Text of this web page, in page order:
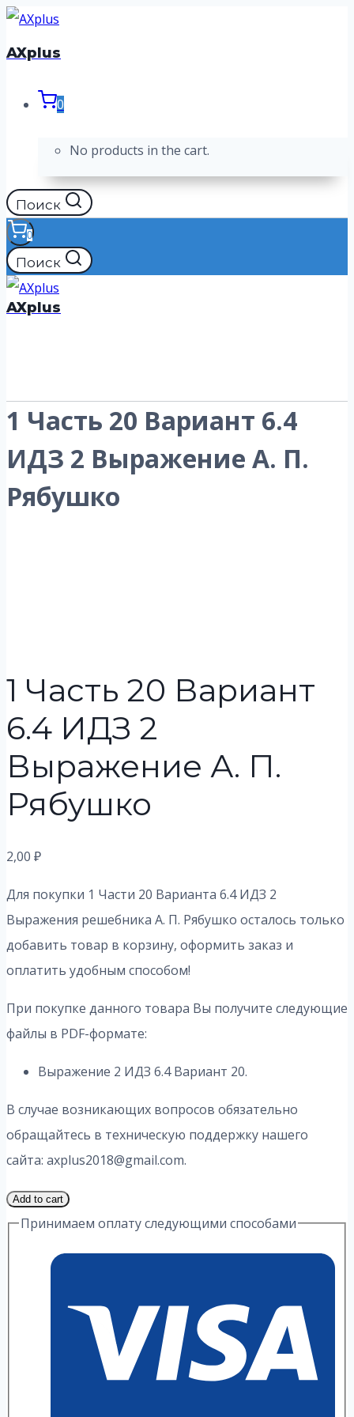
Перейти
к
AXplus
0
No products in the cart.
Поиск
0
Поиск
AXplus
1 Часть 20 Вариант 6.4
ИДЗ 2 Выражение А. П.
Рябушко
1 Часть 20 Вариант
6.4 ИДЗ 2
Выражение А. П.
Рябушко
2,00 ₽
Для покупки 1 Части 20 Варианта 6.4 ИДЗ 2
Выражения решебника А. П. Рябушко осталось только
добавить товар в корзину, оформить заказ и
оплатить удобным способом!
При покупке данного товара Вы получите следующие
файлы в PDF-формате:
Выражение 2 ИДЗ 6.4 Вариант 20.
В случае возникающих вопросов обязательно
обращайтесь в техническую поддержку нашего
сайта: axplus2018@gmail.com.
1
Часть
Add to cart
Принимаем оплату следующими способами